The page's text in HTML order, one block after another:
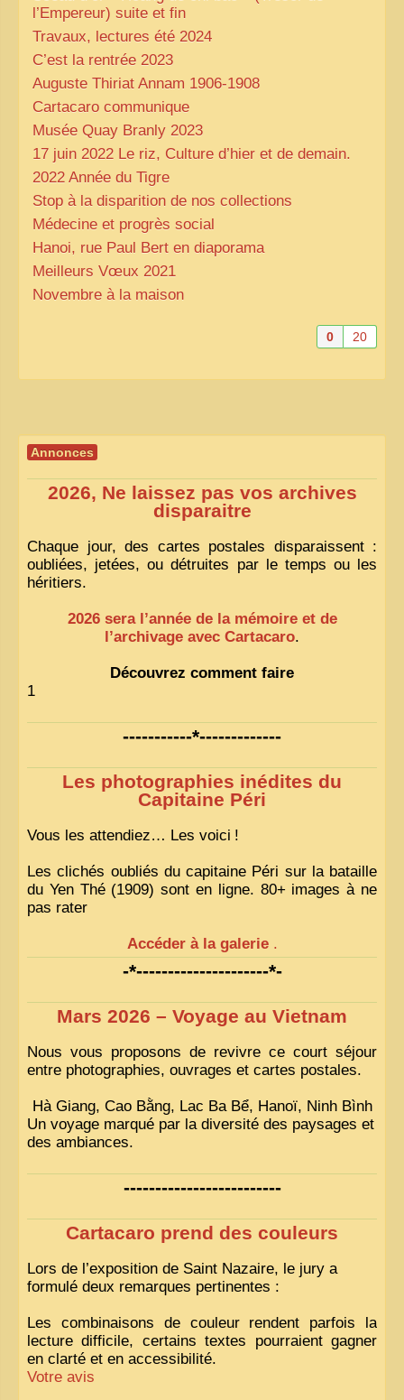
l’Empereur) suite et fin
Travaux, lectures été 2024
C’est la rentrée 2023
Auguste Thiriat Annam 1906-1908
Cartacaro communique
Musée Quay Branly 2023
17 juin 2022 Le riz, Culture d’hier et de demain.
2022 Année du Tigre
Stop à la disparition de nos collections
Médecine et progrès social
Hanoi, rue Paul Bert en diaporama
Meilleurs Vœux 2021
Novembre à la maison
0 20
Annonces
2026, Ne laissez pas vos archives
disparaitre
Chaque jour, des cartes postales disparaissent :
oubliées, jetées, ou détruites par le temps ou les
héritiers.
2026 sera l’année de la mémoire et de
l’archivage avec Cartacaro.
Découvrez comment faire
1
-----------*-------------
Les photographies inédites du
Capitaine Péri
Vous les attendiez… Les voici !
Les clichés oubliés du capitaine Péri sur la bataille
du Yen Thé (1909) sont en ligne. 80+ images à ne
pas rater
Accéder à la galerie .
-*---------------------*-
Mars 2026 – Voyage au Vietnam
Nous vous proposons de revivre ce court séjour
entre photographies, ouvrages et cartes postales.
Hà Giang, Cao Bằng, Lac Ba Bể, Hanoï, Ninh Bình
Un voyage marqué par la diversité des paysages et
des ambiances.
-------------------------
Cartacaro prend des couleurs
Lors de l’exposition de Saint Nazaire, le jury a
formulé deux remarques pertinentes :
Les combinaisons de couleur rendent parfois la
lecture difficile, certains textes pourraient gagner
en clarté et en accessibilité.
Votre avis